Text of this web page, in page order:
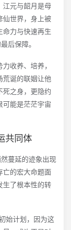
江元与韶月是母
仙世界，身上被
力与快速再生
后保障。
收养、培养，
荒诞的联姻让他
之身，更隐约
能是茫茫宇宙
共同体
蔓延的迹象出现
亡的宏大命题面
生了根本性的转
始计划，因为这